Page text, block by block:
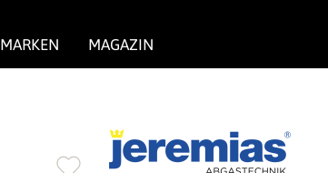
MARKEN MAGAZIN